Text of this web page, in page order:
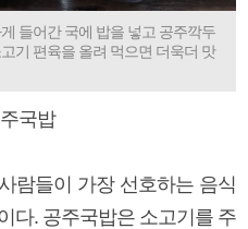
들어간 국에 밥을 넣고 공주깍두
기 편육을 올려 먹으면 더욱더 맛
국밥
람들이 가장 선호하는 음식
다. 공주국밥은 소고기를 주